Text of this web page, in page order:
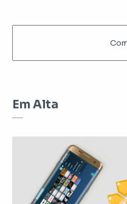
Em Alta